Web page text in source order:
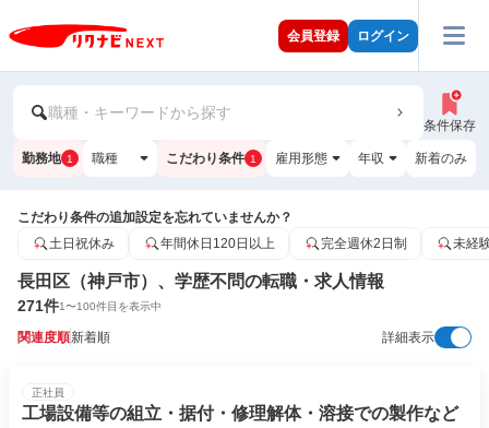
会員登録 ログイン
職種・キーワードから探す
条件保存
勤務地 1 職種 こだわり条件 1 雇用形態 年収 新着のみ
こだわり条件の追加設定を忘れていませんか？
土日祝休み
年間休日120日以上 完全週休2日制 未経
長田区（神戸市）、学歴不問の転職・求人情報
271件1〜100件目を表示中
関連度順新着順 詳細表示
正社員
工場設備等の組立・据付・修理解体・溶接での製作など